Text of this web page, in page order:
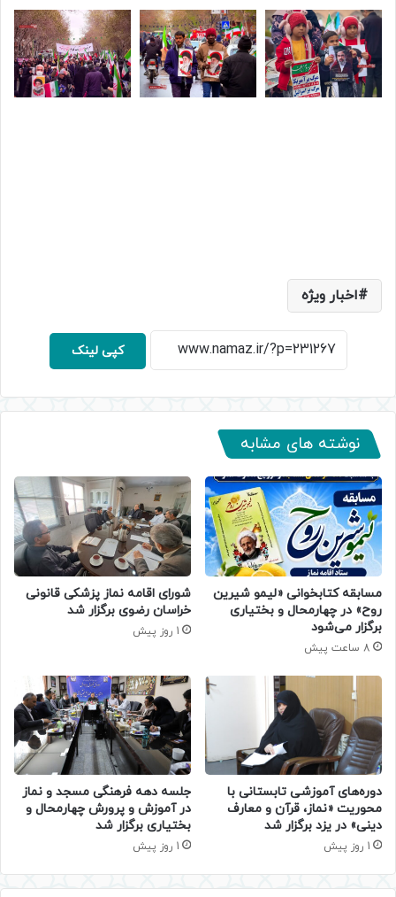
اخبار ویژه
کپی لینک
نوشته های مشابه
مسابقه کتابخوانی «لیمو شیرین
روح» در چهارمحال و بختیاری
برگزار می‌شود
8 ساعت پیش
شورای اقامه نماز پزشکی قانونی
خراسان رضوی برگزار شد
1 روز پیش
دوره‌های آموزشی تابستانی با
محوریت «نماز، قرآن و معارف
دینی» در یزد برگزار شد
1 روز پیش
جلسه دهه فرهنگی مسجد و نماز
در آموزش و پرورش چهارمحال و
بختیاری برگزار شد
1 روز پیش